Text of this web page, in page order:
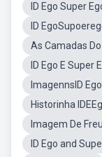
ID Ego Super
ID
As Camadas
ID Ego E Super
ImagennsID
Historinha
Imagem De
ID Ego and